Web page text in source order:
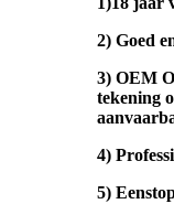
2) Goed
3) OEM
tekening
4)
5)